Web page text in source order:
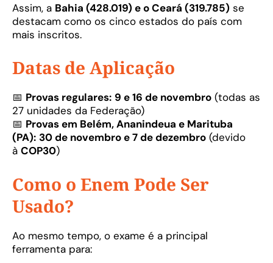
Assim, a Bahia (428.019) e o Ceará (319.785) se
destacam como os cinco estados do país com
mais inscritos.
Datas de Aplicação
📅 Provas regulares: 9 e 16 de novembro (todas as
27 unidades da Federação)
📅 Provas em Belém, Ananindeua e Marituba
(PA): 30 de novembro e 7 de dezembro (devido
à COP30)
Como o Enem Pode Ser
Usado?
Ao mesmo tempo, o exame é a principal
ferramenta para: